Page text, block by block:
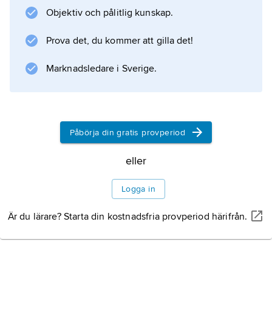
Objektiv och pålitlig kunskap.
Prova det, du kommer att gilla det!
Marknadsledare i Sverige.
Påbörja din gratis provperiod
eller
Logga in
Är du lärare? Starta din kostnadsfria provperiod härifrån.